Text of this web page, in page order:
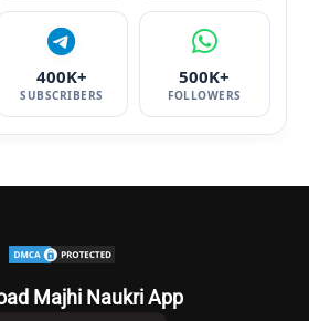
400K+
SUBSCRIBERS
500K+
FOLLOWERS
Majhi Naukri App